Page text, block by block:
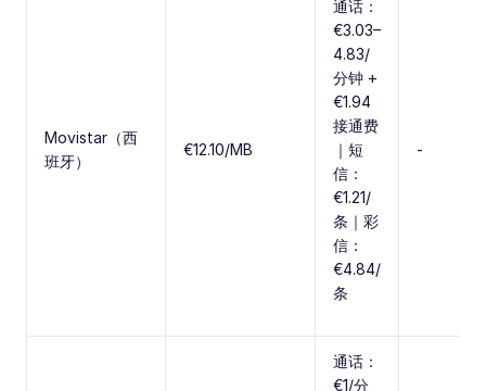
Movistar（西
班牙）
€12.10/MB
通话：
€3.03–
4.83/
分钟 +
€1.94
接通费
｜短
信：
€1.21/
条｜彩
信：
€4.84/
条
-
通话：
€1/分